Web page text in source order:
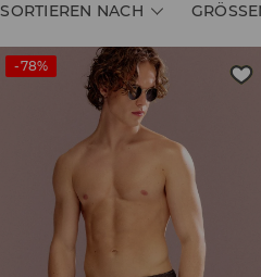
SORTIEREN NACH GRÖSSEN
-78%